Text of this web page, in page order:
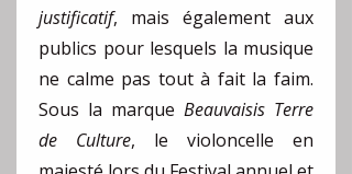
justificatif, mais également aux
publics pour lesquels la musique
ne calme pas tout à fait la faim.
Sous la marque Beauvaisis Terre
de Culture, le violoncelle en